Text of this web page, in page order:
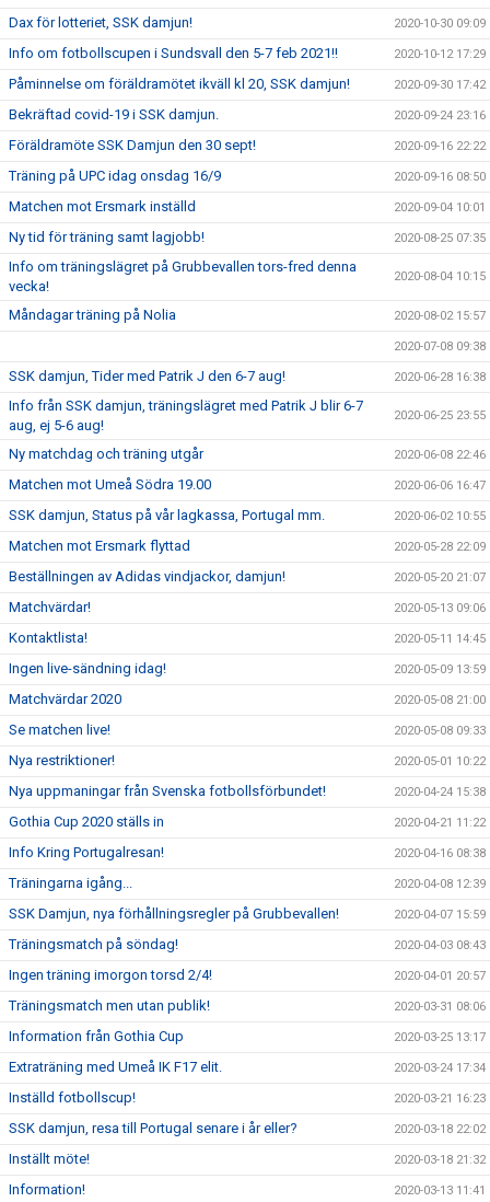
Dax för lotteriet, SSK damjun! 2020-10-30 09:09
Info om fotbollscupen i Sundsvall den 5-7 feb 2021!! 2020-10-12 17:29
Påminnelse om föräldramötet ikväll kl 20, SSK damjun! 2020-09-30 17:42
Bekräftad covid-19 i SSK damjun. 2020-09-24 23:16
Föräldramöte SSK Damjun den 30 sept! 2020-09-16 22:22
Träning på UPC idag onsdag 16/9 2020-09-16 08:50
Matchen mot Ersmark inställd 2020-09-04 10:01
Ny tid för träning samt lagjobb! 2020-08-25 07:35
Info om träningslägret på Grubbevallen tors-fred denna
vecka!
2020-08-04 10:15
Måndagar träning på Nolia 2020-08-02 15:57
2020-07-08 09:38
SSK damjun, Tider med Patrik J den 6-7 aug! 2020-06-28 16:38
Info från SSK damjun, träningslägret med Patrik J blir 6-7
aug, ej 5-6 aug!
2020-06-25 23:55
Ny matchdag och träning utgår 2020-06-08 22:46
Matchen mot Umeå Södra 19.00 2020-06-06 16:47
SSK damjun, Status på vår lagkassa, Portugal mm. 2020-06-02 10:55
Matchen mot Ersmark flyttad 2020-05-28 22:09
Beställningen av Adidas vindjackor, damjun! 2020-05-20 21:07
Matchvärdar! 2020-05-13 09:06
Kontaktlista! 2020-05-11 14:45
Ingen live-sändning idag! 2020-05-09 13:59
Matchvärdar 2020 2020-05-08 21:00
Se matchen live! 2020-05-08 09:33
Nya restriktioner! 2020-05-01 10:22
Nya uppmaningar från Svenska fotbollsförbundet! 2020-04-24 15:38
Gothia Cup 2020 ställs in 2020-04-21 11:22
Info Kring Portugalresan! 2020-04-16 08:38
Träningarna igång... 2020-04-08 12:39
SSK Damjun, nya förhållningsregler på Grubbevallen! 2020-04-07 15:59
Träningsmatch på söndag! 2020-04-03 08:43
Ingen träning imorgon torsd 2/4! 2020-04-01 20:57
Träningsmatch men utan publik! 2020-03-31 08:06
Information från Gothia Cup 2020-03-25 13:17
Extraträning med Umeå IK F17 elit. 2020-03-24 17:34
Inställd fotbollscup! 2020-03-21 16:23
SSK damjun, resa till Portugal senare i år eller? 2020-03-18 22:02
Inställt möte! 2020-03-18 21:32
Information! 2020-03-13 11:41